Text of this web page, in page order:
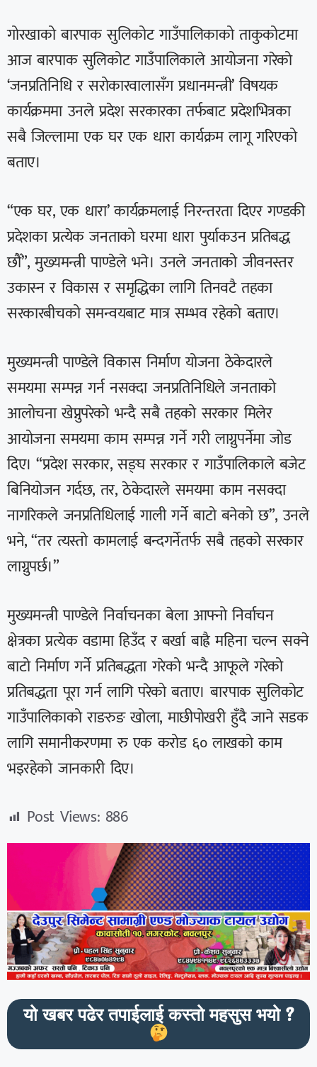
गोरखाको बारपाक सुलिकोट गाउँपालिकाको ताकुकोटमा
आज बारपाक सुलिकोट गाउँपालिकाले आयोजना गरेको
‘जनप्रतिनिधि र सरोकारवालासँग प्रधानमन्त्री’ विषयक
कार्यक्रममा उनले प्रदेश सरकारका तर्फबाट प्रदेशभित्रका
सबै जिल्लामा एक घर एक धारा कार्यक्रम लागू गरिएको
बताए।
“एक घर, एक धारा’ कार्यक्रमलाई निरन्तरता दिएर गण्डकी
प्रदेशका प्रत्येक जनताको घरमा धारा पुर्याकउन प्रतिबद्ध
छौँ”, मुख्यमन्त्री पाण्डेले भने। उनले जनताको जीवनस्तर
उकास्न र विकास र समृद्धिका लागि तिनवटै तहका
सरकारबीचको समन्वयबाट मात्र सम्भव रहेको बताए।
मुख्यमन्त्री पाण्डेले विकास निर्माण योजना ठेकेदारले
समयमा सम्पन्न गर्न नसक्दा जनप्रतिनिधिले जनताको
आलोचना खेप्नुपरेको भन्दै सबै तहको सरकार मिलेर
आयोजना समयमा काम सम्पन्न गर्ने गरी लाग्नुपर्नेमा जोड
दिए। “प्रदेश सरकार, सङ्घ सरकार र गाउँपालिकाले बजेट
बिनियोजन गर्दछ, तर, ठेकेदारले समयमा काम नसक्दा
नागरिकले जनप्रतिधिलाई गाली गर्ने बाटो बनेको छ”, उनले
भने, “तर त्यस्तो कामलाई बन्दगर्नेतर्फ सबै तहको सरकार
लाग्नुपर्छ।”
मुख्यमन्त्री पाण्डेले निर्वाचनका बेला आफ्नो निर्वाचन
क्षेत्रका प्रत्येक वडामा हिउँद र बर्खा बाह्रै महिना चल्न सक्ने
बाटो निर्माण गर्ने प्रतिबद्धता गरेको भन्दै आफूले गरेको
प्रतिबद्धता पूरा गर्न लागि परेको बताए। बारपाक सुलिकोट
गाउँपालिकाको राङरुङ खोला, माछीपोखरी हुँदै जाने सडक
लागि समानीकरणमा रु एक करोड ६० लाखको काम
भइरहेको जानकारी दिए।
Post Views: 886
यो खबर पढेर तपाईलाई कस्तो महसुस भयो ?